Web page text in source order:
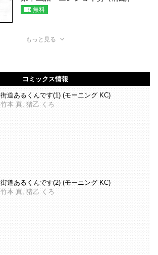
無料
もっと見る
コミックス情報
街道あるくんです(1) (モーニング KC)
竹本 真, 猪乙 くろ
街道あるくんです(2) (モーニング KC)
竹本 真, 猪乙 くろ